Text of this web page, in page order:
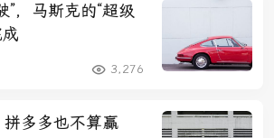
”，马斯克的“超级
3,276
多多也不算赢